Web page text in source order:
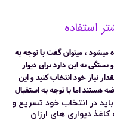
استفاده
میشود ، میتوان گفت با توجه به
به این دارد برای دیوار
نیاز خود انتخاب کنید و این
هستند اما با توجه به استقبال
در انتخاب خود تسریع و
دیواری های ارزان